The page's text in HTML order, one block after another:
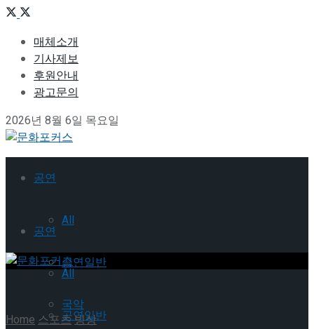
매체소개
기사제보
후원안내
광고문의
2026년 8월 6일 목요일
공연
All
공연일반
국악
공연
All
공연일반
Home스포츠빙상